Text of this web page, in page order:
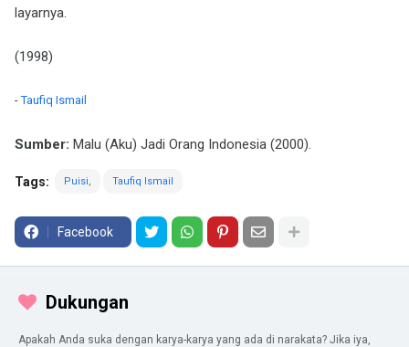
layarnya.
(1998)
-Taufiq Ismail
Sumber: Malu (Aku) Jadi Orang Indonesia (2000).
Tags: Puisi Taufiq Ismail
Facebook
Dukungan
Apakah Anda suka dengan karya-karya yang ada di narakata? Jika iya,